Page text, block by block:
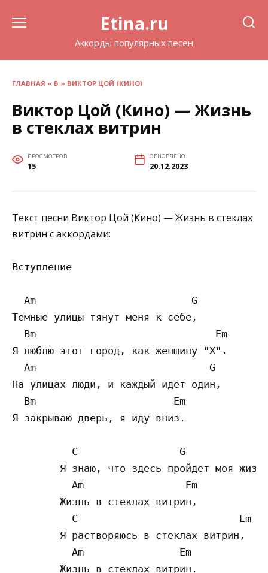
Etina.ru
Аккорды популярных песен
ГЛАВНАЯ » В » ВИКТОР ЦОЙ (КИНО)
Виктор Цой (Кино) — Жизнь
в стеклах витрин
ПРОСМОТРОВ
15
ОБНОВЛЕНО
20.12.2023
Текст песни Виктор Цой (Кино) — Жизнь в стеклах
витрин с аккордами:
Вступление
  Am                          G
Темные улицы тянут меня к себе,
  Bm                              Em
Я люблю этот город, как женщину "Х".
  Am                             G
На улицах люди, и каждый идет один,
  Bm                       Em
Я закрываю дверь, я иду вниз.
          C                 G
Я знаю, что здесь пройдет моя
          Am                 Em
        Жизнь в стеклах витрин,
          C                           Em
        Я растворяюсь в стеклах витрин,
          Am                Em
        Жизнь в стеклах витрин.